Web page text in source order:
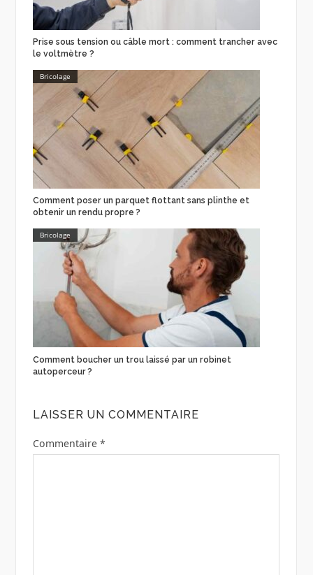
Prise sous tension ou câble mort : comment trancher avec
le voltmètre ?
Bricolage
Comment poser un parquet flottant sans plinthe et
obtenir un rendu propre ?
Bricolage
Comment boucher un trou laissé par un robinet
autoperceur ?
LAISSER UN COMMENTAIRE
Commentaire *